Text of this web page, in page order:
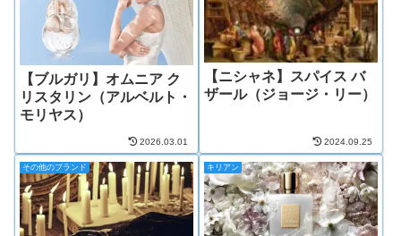
【ブルガリ】オムニア ク
リスタリン（アルベルト・
モリヤス）
2026.03.01
【ニシャネ】スパイス バ
ザール（ジョージ・リー）
2024.09.25
その他のブランド キリアン